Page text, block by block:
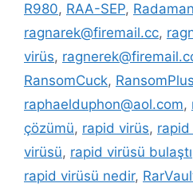
R980, RAA-SEP,
ragnarek@firemail.cc,
virüs,
RansomCuck, RansomPlus
raphaelduphon@aol.com,
çözümü, rapid virüs,
virüsü, rapid virüsü bulaştı
rapid virüsü nedir,